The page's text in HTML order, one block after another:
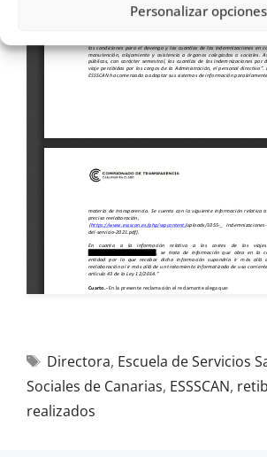
Personalizar opciones
Directora, Escuela de Servicios
Sociales de Canarias, ESSSCAN,
realizados